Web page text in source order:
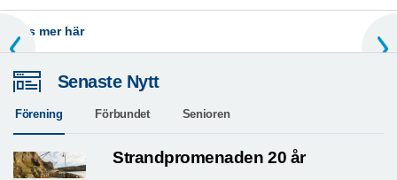
Läs mer här
Senaste Nytt
Förening Förbundet Senioren
Strandpromenaden 20 år